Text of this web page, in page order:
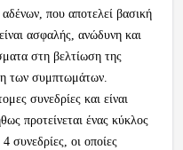
που αποτελεί βασική
ασφαλής, ανώδυνη και
στη βελτίωση της
των συμπτωμάτων.
συνεδρίες και είναι
προτείνεται ένας κύκλος
συνεδρίες, οι οποίες